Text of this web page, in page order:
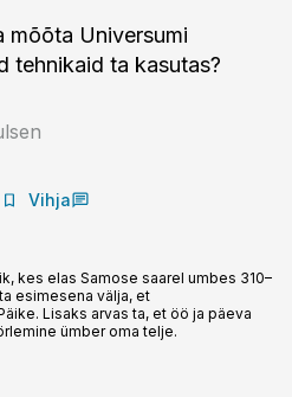
mõõta Universumi
tehnikaid ta kasutas?
Vihja
kes elas Samose saarel umbes 310–
esimesena välja, et
Lisaks arvas ta, et öö ja päeva
ümber oma telje.